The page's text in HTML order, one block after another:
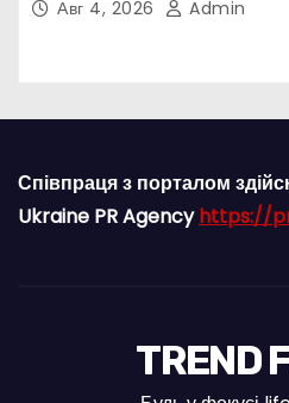
Авг 4, 2026 Admin
Співпраця з порталом
Ukraine PR Agencyhttps://
TREND